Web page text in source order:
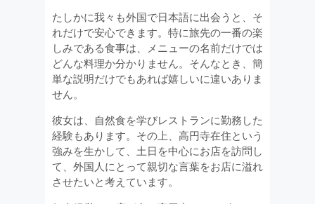
たしかに我々も外国で日本語に出会うと、そ
れだけで安心できます。特に旅先の一番の楽
しみである食事は、メニューの名前だけでは
どんな料理か分かりません。そんなとき、簡
単な説明だけでもあれば嬉しいに違いありま
せん。
彼女は、自然食を学びレストランに勤務した
経験もあります。その上、高円寺在住という
強みを生かして、土日を中心にお店を訪問し
て、外国人にとって親切な言葉をお店に溢れ
させたいと考えています。